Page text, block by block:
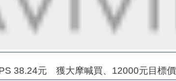
38.24元 獲大摩喊買、12000元目標價